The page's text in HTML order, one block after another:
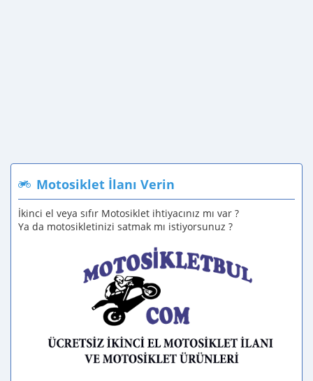
Motosiklet İlanı Verin
İkinci el veya sıfır Motosiklet ihtiyacınız mı var ?
Ya da motosikletinizi satmak mı istiyorsunuz ?